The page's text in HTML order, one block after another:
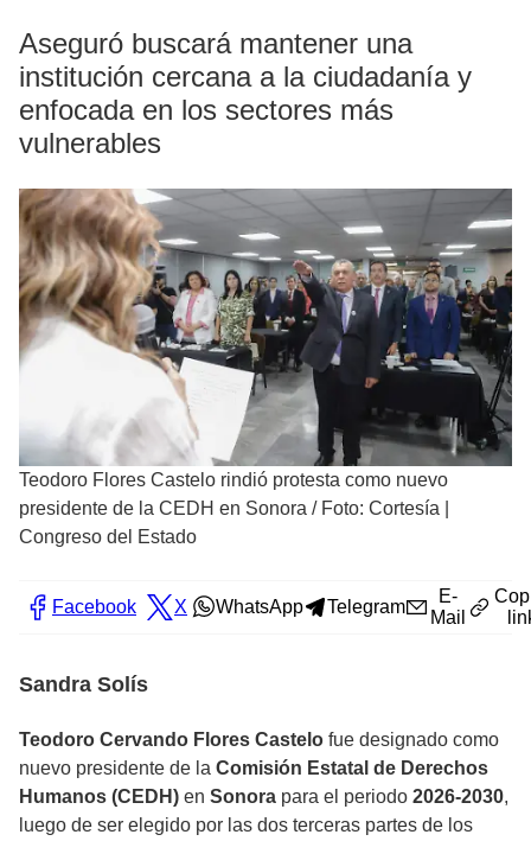
Aseguró buscará mantener una
institución cercana a la ciudadanía y
enfocada en los sectores más
vulnerables
Teodoro Flores Castelo rindió protesta como nuevo
presidente de la CEDH en Sonora / Foto: Cortesía |
Congreso del Estado
Facebook X WhatsApp Telegram
E-
Mail
Sandra Solís
Teodoro Cervando Flores Castelo fue designado como
nuevo presidente de la Comisión Estatal de Derechos
Humanos (CEDH) en Sonora para el periodo 2026-2030,
luego de ser elegido por las dos terceras partes de los